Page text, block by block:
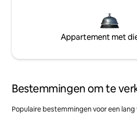
Appartement met
Bestemmingen om te
Populaire bestemmingen voor een